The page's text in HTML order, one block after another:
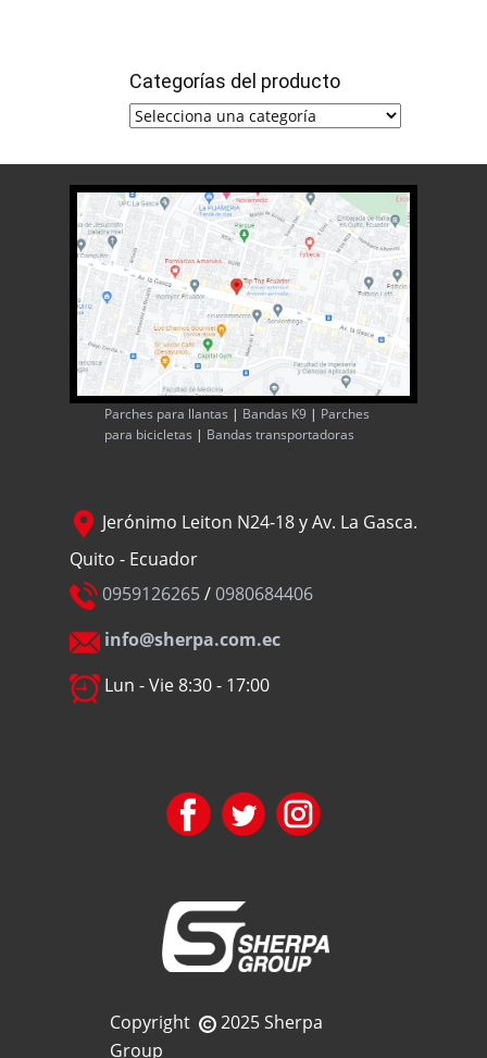
Categorías del producto
Parches para llantas | Bandas K9 | Parches
para bicicletas | Bandas transportadoras
Jerónimo Leiton N24-18 y Av. La Gasca.
Quito - Ecuador
0959126265/0980684406
info@sherpa.com.ec
Lun - Vie 8:30 - 17:00
Copyright
2025 Sherpa
Group